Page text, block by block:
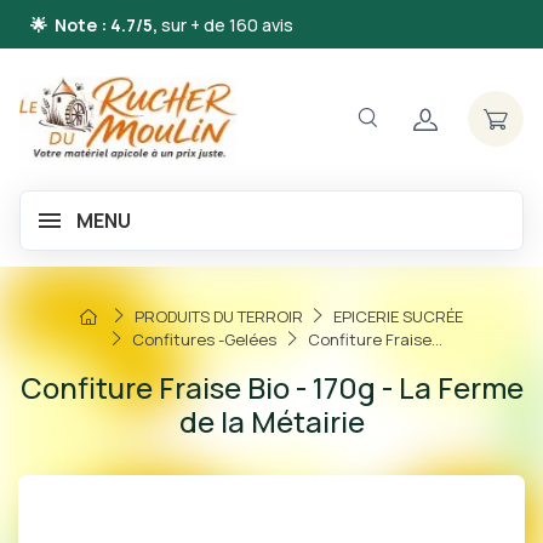
🌟 Note : 4.7/5, sur + de 160 avis
MENU
PRODUITS DU TERROIR
EPICERIE SUCRÉE
Confitures -Gelées
Confiture Fraise...
Confiture Fraise Bio - 170g - La Ferme
de la Métairie